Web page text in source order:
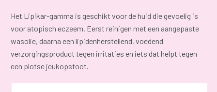
Het Lipikar-gamma is geschikt voor de huid die gevoelig is
voor atopisch eczeem. Eerst reinigen met een aangepaste
wasolie, daarna een lipidenherstellend, voedend
verzorgingsproduct tegen irritaties en iets dat helpt tegen
een plotse jeukopstoot.